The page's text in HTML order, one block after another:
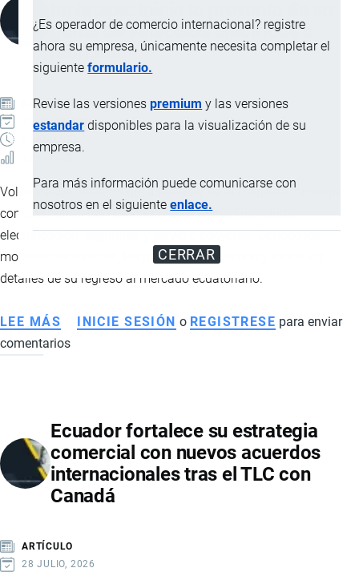
¿Es operador de comercio internacional? registre
ahora su empresa, únicamente necesita completar el
siguienteformulario.
Revise las versionespremium y las versiones
estandar disponibles para la visualización de su
empresa.
Para más información puede comunicarse con
nosotros en el siguienteenlace.
CERRAR
gama de vehículos eléctricos e
híbridos
ARTÍCULO
29 JULIO, 2026
12 VISTAS
Volvo vuelve oficialmente a Ecuador de la mano de Inchcape
con una estrategia enfocada en movilidad premium,
electrificación, seguridad y servicio posventa. Conoce los
modelos disponibles, los planes de expansión y todos los
detalles de su regreso al mercado ecuatoriano.
LEE MÁS SOBRE
VOLVO
CON
INCHCAPE:
INICIA
LA
SU
INICIE SESIÓN o REGISTRESE para enviar
comentarios
Ecuador fortalece su estrategia
comercial con nuevos acuerdos
internacionales tras el TLC con
Canadá
ARTÍCULO
28 JULIO, 2026